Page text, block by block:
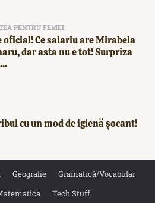
PENTRU FEMEI
oficial! Ce salariu are Mirabela
dar asta nu e tot! Surpriza
cu un mod de igienă șocant!
Geografie
Gramatică/Vocabular
Tech Stuff